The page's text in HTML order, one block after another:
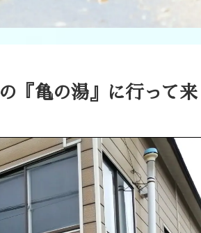
『亀の湯』に行って来